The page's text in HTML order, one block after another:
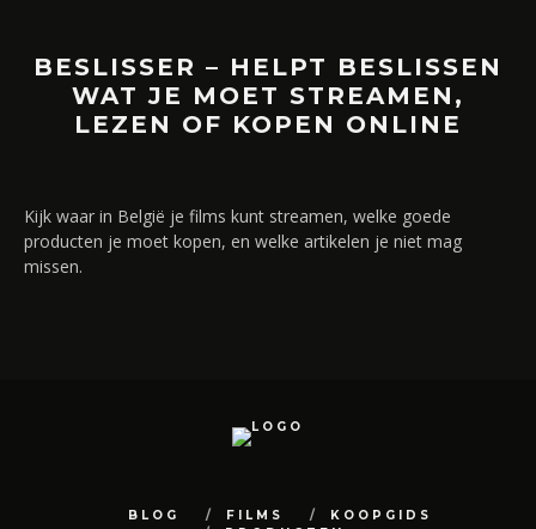
BESLISSER – HELPT BESLISSEN
WAT JE MOET STREAMEN,
LEZEN OF KOPEN ONLINE
Kijk waar in België je films kunt streamen, welke goede
producten je moet kopen, en welke artikelen je niet mag
missen.
BLOG FILMS
KOOPGIDS